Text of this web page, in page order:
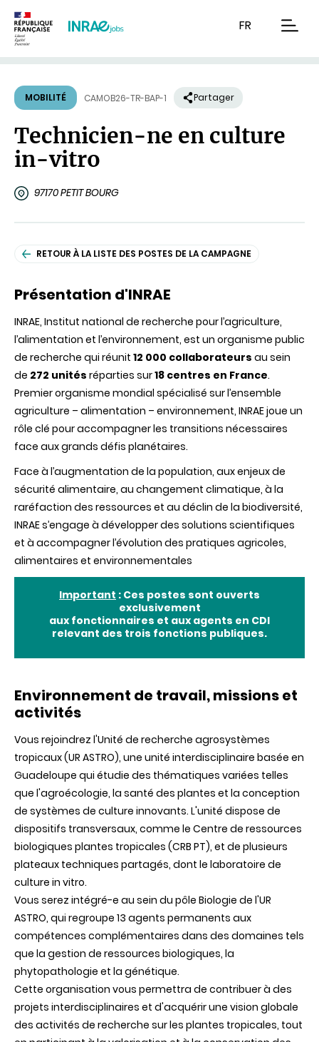
FR
MOBILITÉ CAMOB26-TR-BAP-1 Partager
Technicien-ne en culture
in-vitro
97170 PETIT BOURG
RETOUR À LA LISTE DES POSTES DE LA CAMPAGNE
Présentation d'INRAE
INRAE, Institut national de recherche pour l’agriculture,
l’alimentation et l’environnement, est un organisme public
de recherche qui réunit 12 000 collaborateurs au sein
de 272 unités réparties sur18 centres en France.
Premier organisme mondial spécialisé sur l’ensemble
agriculture – alimentation – environnement, INRAE joue un
rôle clé pour accompagner les transitions nécessaires
face aux grands défis planétaires.
Face à l’augmentation de la population, aux enjeux de
sécurité alimentaire, au changement climatique, à la
raréfaction des ressources et au déclin de la biodiversité,
INRAE s’engage à développer des solutions scientifiques
et à accompagner l’évolution des pratiques agricoles,
alimentaires et environnementales
Important : Ces postes sont ouverts
exclusivement
aux fonctionnaires et aux agents en CDI
relevant des trois fonctions publiques.
Environnement de travail, missions et
activités
Vous rejoindrez l'Unité de recherche agrosystèmes
tropicaux (UR ASTRO), une unité interdisciplinaire basée en
Guadeloupe qui étudie des thématiques variées telles
que l'agroécologie, la santé des plantes et la conception
de systèmes de culture innovants. L'unité dispose de
dispositifs transversaux, comme le Centre de ressources
biologiques plantes tropicales (CRB PT), et de plusieurs
plateaux techniques partagés, dont le laboratoire de
culture in vitro.
Vous serez intégré-e au sein du pôle Biologie de l'UR
ASTRO, qui regroupe 13 agents permanents aux
compétences complémentaires dans des domaines tels
que la gestion de ressources biologiques, la
phytopathologie et la génétique.
Cette organisation vous permettra de contribuer à des
projets interdisciplinaires et d'acquérir une vision globale
des activités de recherche sur les plantes tropicales, tout